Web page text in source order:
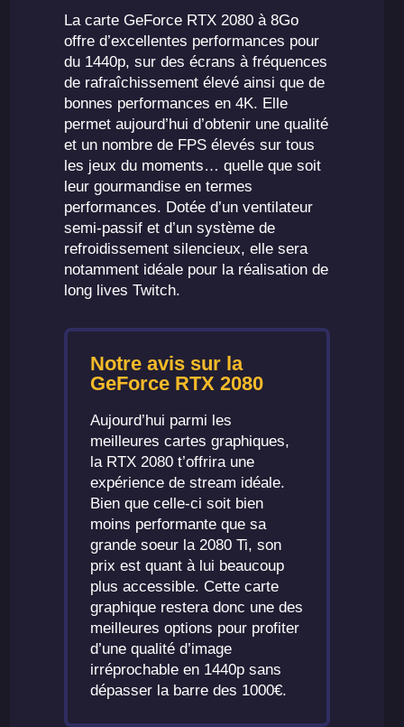
La carte GeForce RTX 2080 à 8Go
offre d’excellentes performances pour
du 1440p, sur des écrans à fréquences
de rafraîchissement élevé ainsi que de
bonnes performances en 4K. Elle
permet aujourd’hui d’obtenir une qualité
et un nombre de FPS élevés sur tous
les jeux du moments… quelle que soit
leur gourmandise en termes
performances. Dotée d’un ventilateur
semi-passif et d’un système de
refroidissement silencieux, elle sera
notamment idéale pour la réalisation de
long lives Twitch.
Notre avis sur la
GeForce RTX 2080
Aujourd’hui parmi les
meilleures cartes graphiques,
la RTX 2080 t’offrira une
expérience de stream idéale.
Bien que celle-ci soit bien
moins performante que sa
grande soeur la 2080 Ti, son
prix est quant à lui beaucoup
plus accessible. Cette carte
graphique restera donc une des
meilleures options pour profiter
d’une qualité d’image
irréprochable en 1440p sans
dépasser la barre des 1000€.